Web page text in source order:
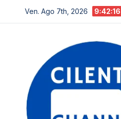
al
Ven. Ago 7th, 2026